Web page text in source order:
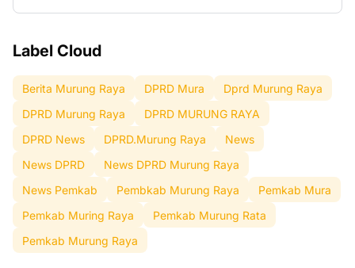
Label Cloud
Berita Murung Raya DPRD Mura
Dprd Murung Raya
DPRD Murung Raya
DPRD MURUNG RAYA
DPRD News
DPRD.Murung Raya
News
News DPRD
News DPRD Murung Raya
News Pemkab
Pembkab Murung Raya
Pemkab Mura
Pemkab Muring Raya
Pemkab Murung Rata
Pemkab Murung Raya